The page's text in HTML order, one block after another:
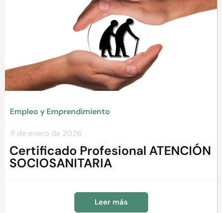
Empleo y Emprendimiento
9 de enero de 2026
Certificado Profesional ATENCIÓN
SOCIOSANITARIA
Leer más